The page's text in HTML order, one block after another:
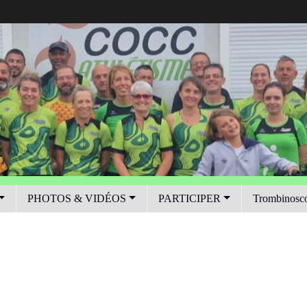
PHOTOS & VIDÉOS PARTICIPER